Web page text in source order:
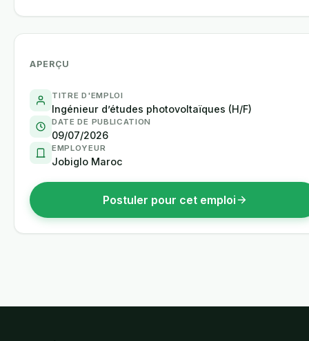
APERÇU
TITRE D'EMPLOI
Ingénieur d’études photovoltaïques (H/F)
DATE DE PUBLICATION
09/07/2026
EMPLOYEUR
Jobiglo Maroc
Postuler pour cet emploi